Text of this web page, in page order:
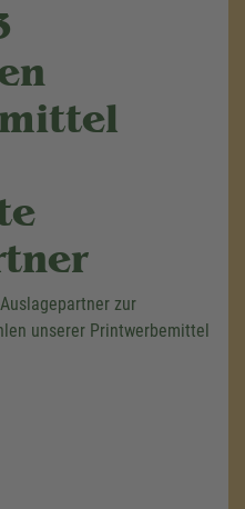
zur
unserer Printwerbemittel